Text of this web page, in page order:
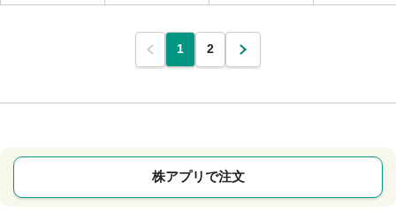
1 2
株アプリで注文